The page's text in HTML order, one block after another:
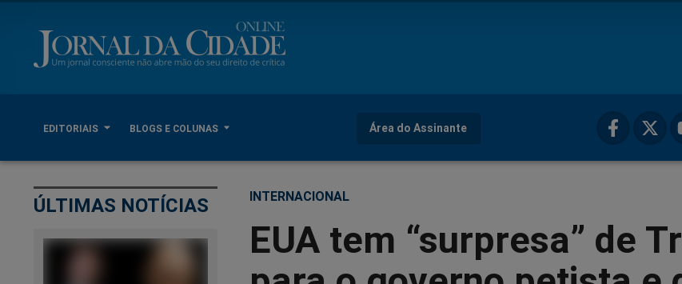
EDITORIAIS BLOGS E COLUNAS Área do Assinante
ÚLTIMAS NOTÍCIAS INTERNACIONAL
EUA tem “surpresa” de